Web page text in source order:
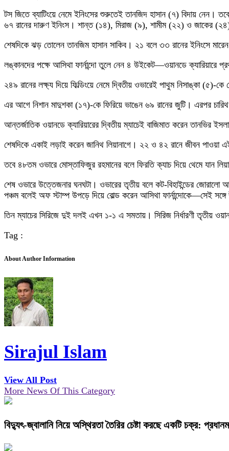
টস জিতে ব্যাটিংয়ে নেমে ইনিংসের শুরুতেই তানজিদ হাসান (৭) বিদায় নেন।
৬৭ রানের দারুণ ইনিংস। শান্ত (১৪), মিরাজ (৯), শামীম (২২) ও জাকের
শেষদিকে ঝড় তোলেন তানজিম হাসান সাকিব। ২১ বলে ৩৩ রানের ইনিংসে
লঙ্কানদের পক্ষে আসিথা ফার্নান্দো তুলে নেন ৪ উইকেট—ওয়ানডে ক্যারিয়ারে
২৪৯ রানের লক্ষ্য দিয়ে ফিল্ডিংয়ে নেমে দ্বিতীয় ওভারেই পাথুম নিসাঙ্কা
এর আগে নিশান মাদুশকা (১৭)-কে ফিরিয়ে ভাঙেন ৬৯ রানের জুটি। এরপর চারিথ
আন্তর্জাতিক ওয়ানডে ক্যারিয়ারের দ্বিতীয় ম্যাচেই বাজিমাত করেন তানভির
শেষদিকে একাই লড়াই করেন জানিথ লিয়ানাগে। ২২ ও ৪২ রানে জীবন পাওয়া
তবে ৪৮তম ওভারে মোস্তাফিজুর রহমানের বলে ফিরতি ক্যাচ দিয়ে থেমে যান
শেষ ওভারে উত্তেজনার ঘনঘটা। ওভারের তৃতীয় বলে কট-বিহাইন্ডের জোরালো
পঞ্চম বলেই অফ স্টাম্প উপড়ে দিয়ে বোল্ড করেন আসিথা ফার্নান্দোকে—সেই
তিন ম্যাচের সিরিজে দুই দলই এখন ১-১ এ সমতায়। সিরিজ নির্ধারণী তৃতীয়
Tag :
About Author Information
Sirajul Islam
View All Post
More News Of This Category
বিদ্যুৎ-জ্বালানি নিয়ে অস্থিরতা তৈরির চেষ্টা করছে একটি চক্র: